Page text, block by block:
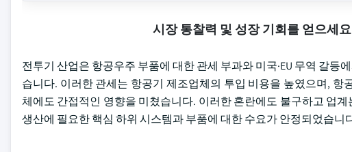
시장 통찰력 및 성장 기회를 얻으세요
전투기 산업은 항공우주 부품에 대한 관세 부과와 미국·EU 무역 갈
습니다. 이러한 관세는 항공기 제조업체의 투입 비용을 높였으며,
체에도 간접적인 영향을 미쳤습니다. 이러한 혼란에도 불구하고 업
생산에 필요한 핵심 하위 시스템과 부품에 대한 수요가 안정되었습니